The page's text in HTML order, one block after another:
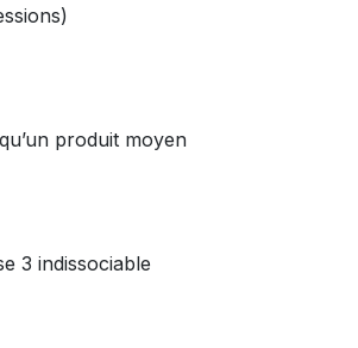
produit moyen
3 indissociable